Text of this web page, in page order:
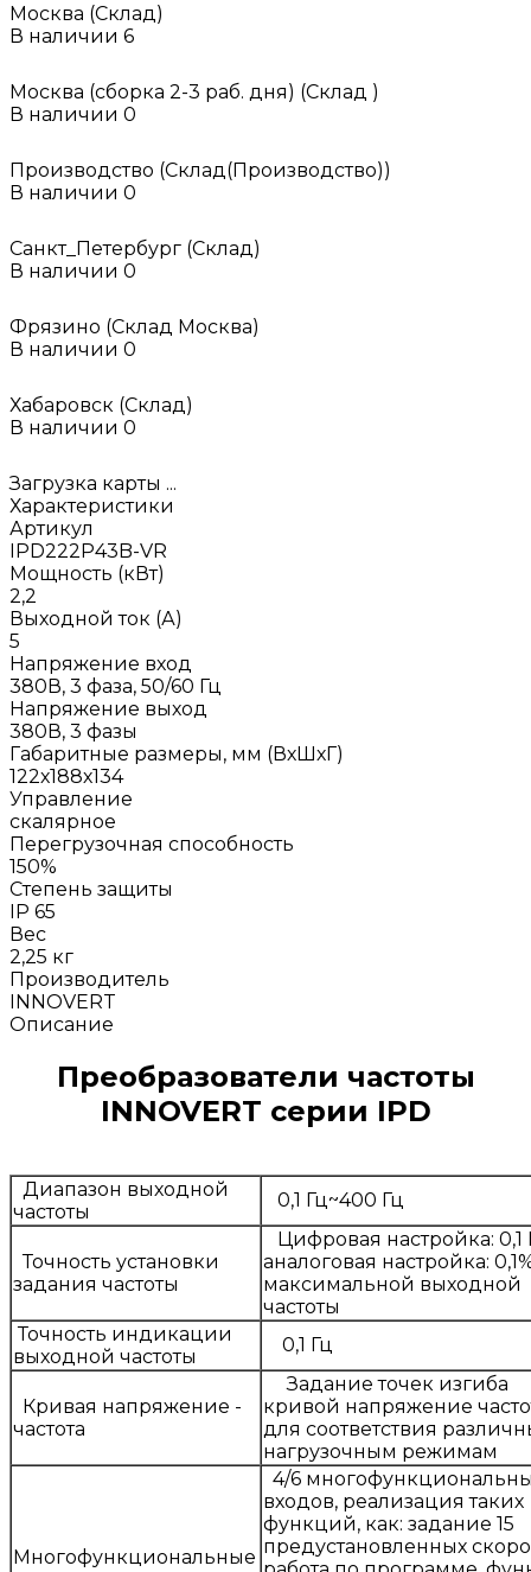
Москва (Склад)
В наличии 6
Москва (сборка 2-3 раб. дня) (Склад )
В наличии 0
Производство (Склад(Производство))
В наличии 0
Санкт_Петербург (Склад)
В наличии 0
Фрязино (Склад Москва)
В наличии 0
Хабаровск (Склад)
В наличии 0
Загрузка карты ...
Характеристики
Артикул
IPD222P43B-VR
Мощность (кВт)
2,2
Выходной ток (А)
5
Напряжение вход
380В, 3 фаза, 50/60 Гц
Напряжение выход
380В, 3 фазы
Габаритные размеры, мм (ВхШхГ)
122х188х134
Управление
скалярное
Перегрузочная способность
150%
Степень защиты
IP 65
Вес
2,25 кг
Производитель
INNOVERT
Описание
Преобразователи частоты
INNOVERT серии IPD
Диапазон выходной
частоты
0,1 Гц~400 Гц
Точность установки
задания частоты
Цифровая настройка: 0,1
аналоговая настройка:
максимальной выходной
частоты
Точность индикации
выходной частоты
0,1 Гц
Кривая напряжение -
частота
Задание точек изгиба
кривой напряжение
для соответствия
нагрузочным режимам
Многофункциональные
4/6
входов, реализация таких
функций, как: задание 15
предустановленных